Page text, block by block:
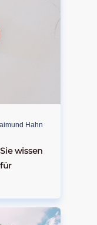
Hahn
wissen